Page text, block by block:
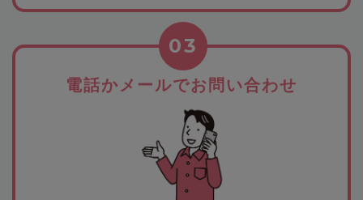
電話かメールでお問い合わせ
03